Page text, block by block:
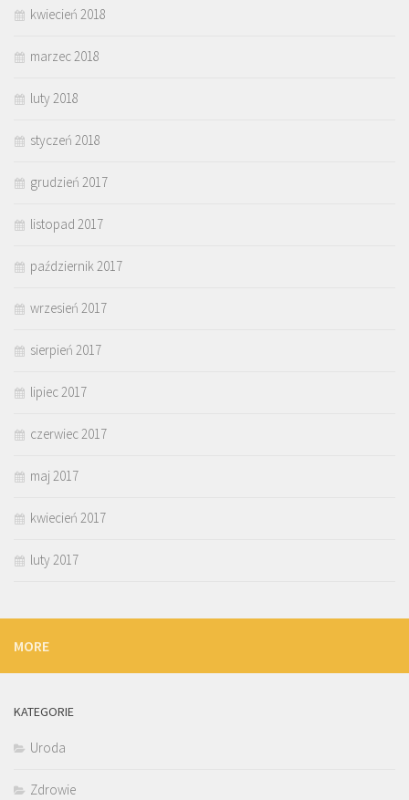
kwiecień 2018
marzec 2018
luty 2018
styczeń 2018
grudzień 2017
listopad 2017
październik 2017
wrzesień 2017
sierpień 2017
lipiec 2017
czerwiec 2017
maj 2017
kwiecień 2017
luty 2017
MORE
KATEGORIE
Uroda
Zdrowie